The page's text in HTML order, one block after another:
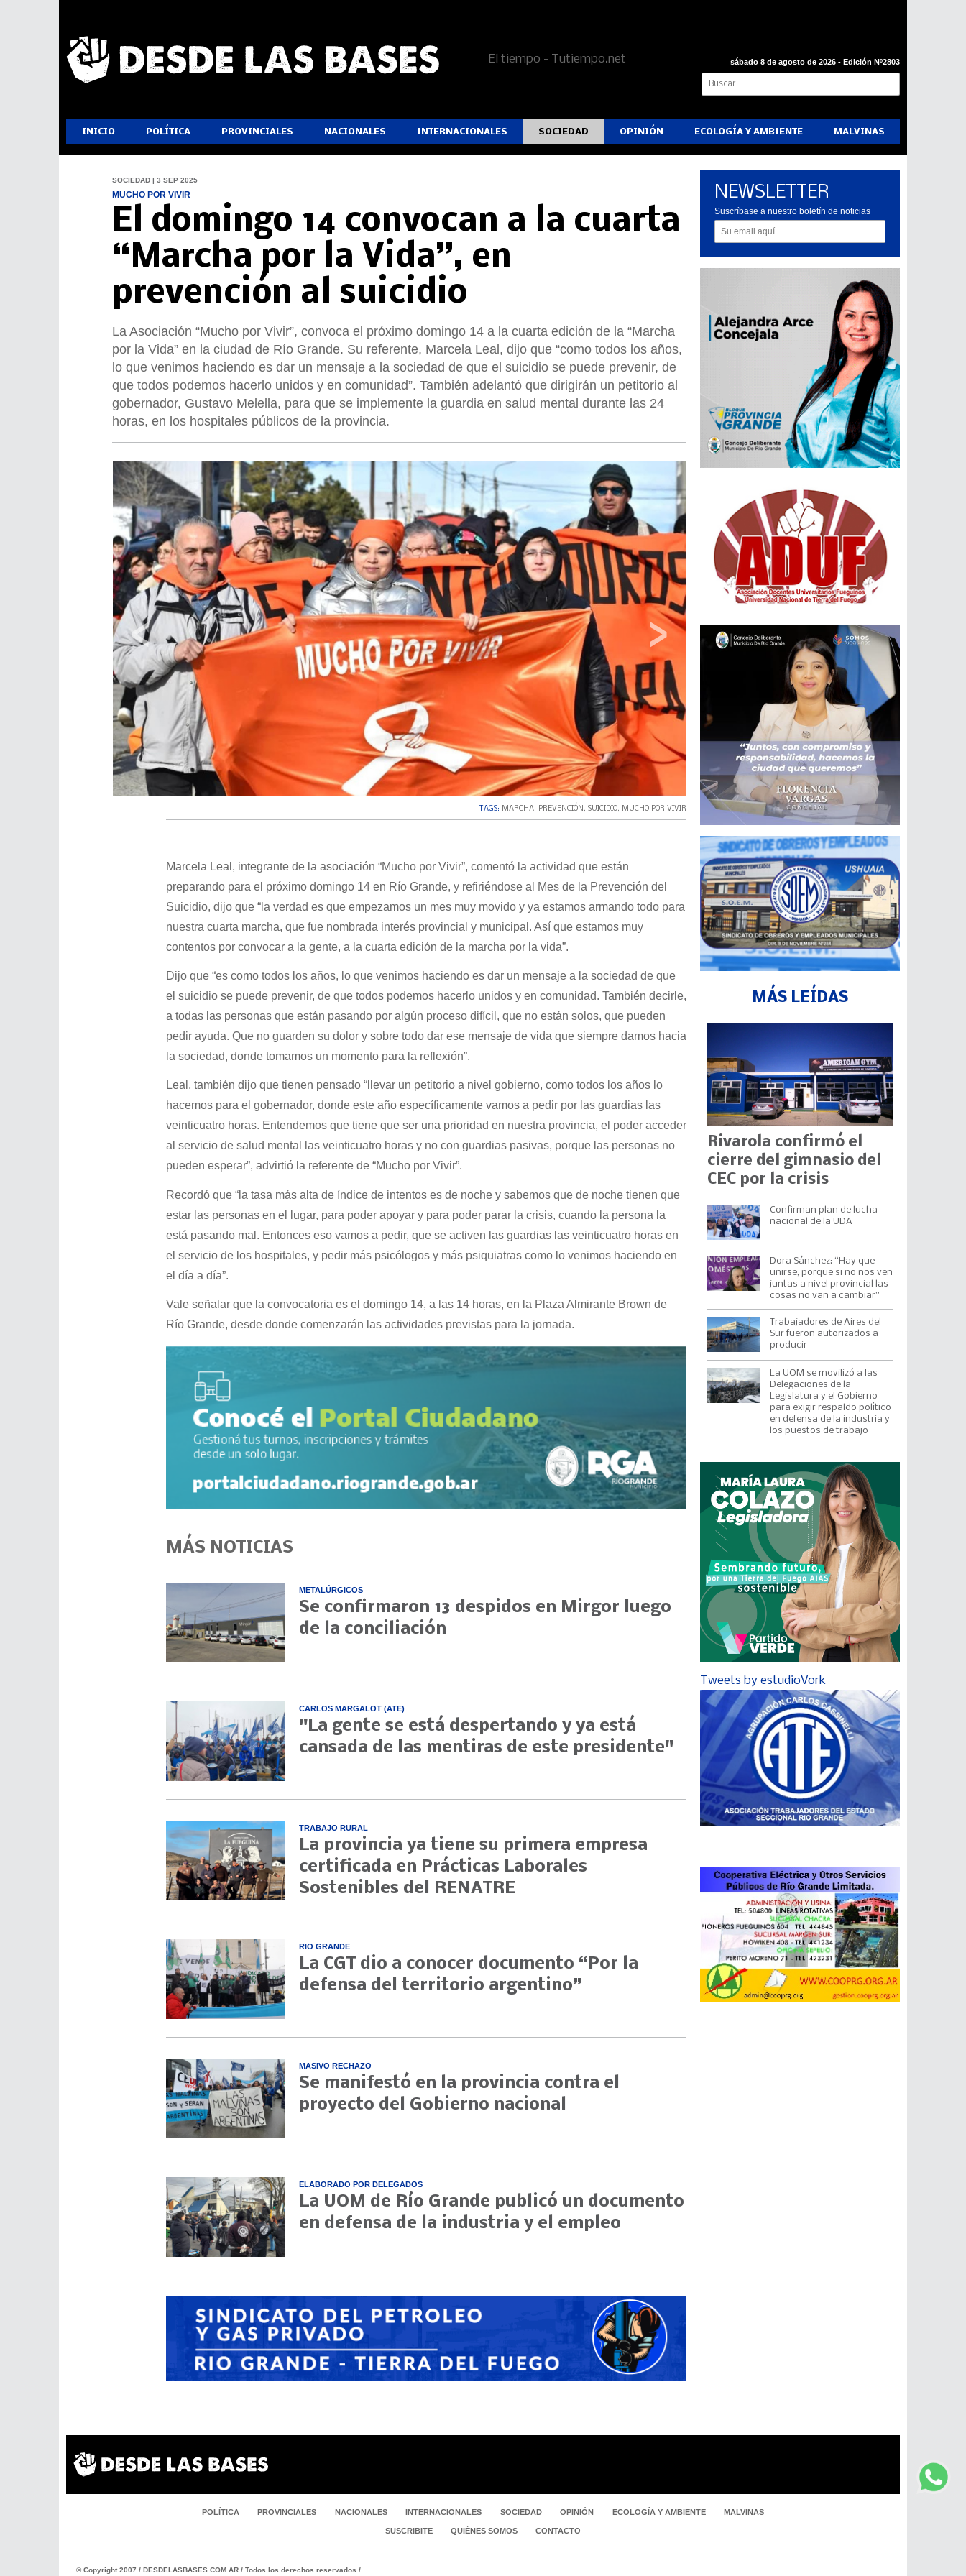
El tiempo - Tutiempo.net sábado 8 de agosto de 2026 - Edición Nº2803
INICIO POLÍTICA PROVINCIALES NACIONALES INTERNACIONALES SOCIEDAD OPINIÓN ECOLOGÍA Y AMBIENTE MALVINAS
SOCIEDAD | 3 SEP 2025
MUCHO POR VIVIR
El domingo 14 convocan a la cuarta
“Marcha por la Vida”, en
prevención al suicidio
La Asociación “Mucho por Vivir”, convoca el próximo domingo 14 a la cuarta edición de la “Marcha
por la Vida” en la ciudad de Río Grande. Su referente, Marcela Leal, dijo que “como todos los años,
lo que venimos haciendo es dar un mensaje a la sociedad de que el suicidio se puede prevenir, de
que todos podemos hacerlo unidos y en comunidad”. También adelantó que dirigirán un petitorio al
gobernador, Gustavo Melella, para que se implemente la guardia en salud mental durante las 24
horas, en los hospitales públicos de la provincia.
‹ ›
TAGS: MARCHA, PREVENCIÓN , SUICIDIO, MUCHO POR VIVIR
Marcela Leal, integrante de la asociación “Mucho por Vivir”, comentó la actividad que están
preparando para el próximo domingo 14 en Río Grande, y refiriéndose al Mes de la Prevención del
Suicidio, dijo que “la verdad es que empezamos un mes muy movido y ya estamos armando todo para
nuestra cuarta marcha, que fue nombrada interés provincial y municipal. Así que estamos muy
contentos por convocar a la gente, a la cuarta edición de la marcha por la vida”.
Dijo que “es como todos los años, lo que venimos haciendo es dar un mensaje a la sociedad de que
el suicidio se puede prevenir, de que todos podemos hacerlo unidos y en comunidad. También decirle,
a todas las personas que están pasando por algún proceso difícil, que no están solos, que pueden
pedir ayuda. Que no guarden su dolor y sobre todo dar ese mensaje de vida que siempre damos hacia
la sociedad, donde tomamos un momento para la reflexión”.
Leal, también dijo que tienen pensado “llevar un petitorio a nivel gobierno, como todos los años lo
hacemos para el gobernador, donde este año específicamente vamos a pedir por las guardias las
veinticuatro horas. Entendemos que tiene que ser una prioridad en nuestra provincia, el poder acceder
al servicio de salud mental las veinticuatro horas y no con guardias pasivas, porque las personas no
pueden esperar”, advirtió la referente de “Mucho por Vivir”.
Recordó que “la tasa más alta de índice de intentos es de noche y sabemos que de noche tienen que
estar las personas en el lugar, para poder apoyar y para poder parar la crisis, cuando la persona la
está pasando mal. Entonces eso vamos a pedir, que se activen las guardias las veinticuatro horas en
el servicio de los hospitales, y pedir más psicólogos y más psiquiatras como lo venimos haciendo en
el día a día”.
Vale señalar que la convocatoria es el domingo 14, a las 14 horas, en la Plaza Almirante Brown de
Río Grande, desde donde comenzarán las actividades previstas para la jornada.
MÁS NOTICIAS
METALÚRGICOS
Se confirmaron 13 despidos en Mirgor luego
de la conciliación
CARLOS MARGALOT (ATE)
"La gente se está despertando y ya está
cansada de las mentiras de este presidente"
TRABAJO RURAL
La provincia ya tiene su primera empresa
certificada en Prácticas Laborales
Sostenibles del RENATRE
RIO GRANDE
La CGT dio a conocer documento “Por la
defensa del territorio argentino”
MASIVO RECHAZO
Se manifestó en la provincia contra el
proyecto del Gobierno nacional
ELABORADO POR DELEGADOS
La UOM de Río Grande publicó un documento
en defensa de la industria y el empleo
NEWSLETTER
Suscríbase a nuestro boletín de noticias
MÁS LEÍDAS
Rivarola confirmó el
cierre del gimnasio del
CEC por la crisis
Confirman plan de lucha
nacional de la UDA
Dora Sánchez: “Hay que
unirse, porque si no nos ven
juntas a nivel provincial las
cosas no van a cambiar”
Trabajadores de Aires del
Sur fueron autorizados a
producir
La UOM se movilizó a las
Delegaciones de la
Legislatura y el Gobierno
para exigir respaldo político
en defensa de la industria y
los puestos de trabajo
Tweets by estudioVork
POLÍTICA PROVINCIALES NACIONALES INTERNACIONALES SOCIEDAD OPINIÓN ECOLOGÍA Y AMBIENTE MALVINAS
SUSCRIBITE QUIÉNES SOMOS CONTACTO
© Copyright 2007 / DESDELASBASES.COM.AR / Todos los derechos reservados /